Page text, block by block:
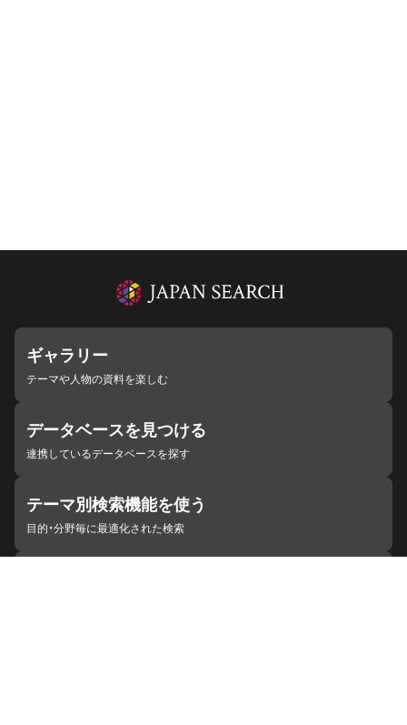
ギャラリー
テーマや人物の資料を楽しむ
データベースを見つける
連携しているデータベースを探す
テーマ別検索機能を使う
目的・分野毎に最適化された検索